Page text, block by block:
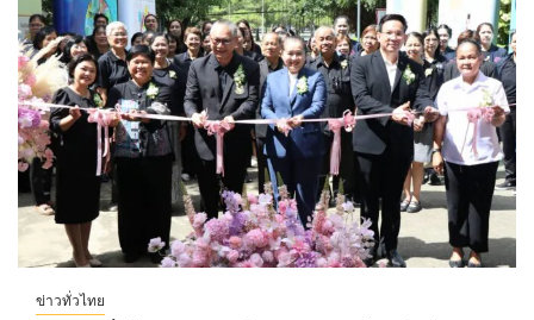
ข่าวทั่วไทย